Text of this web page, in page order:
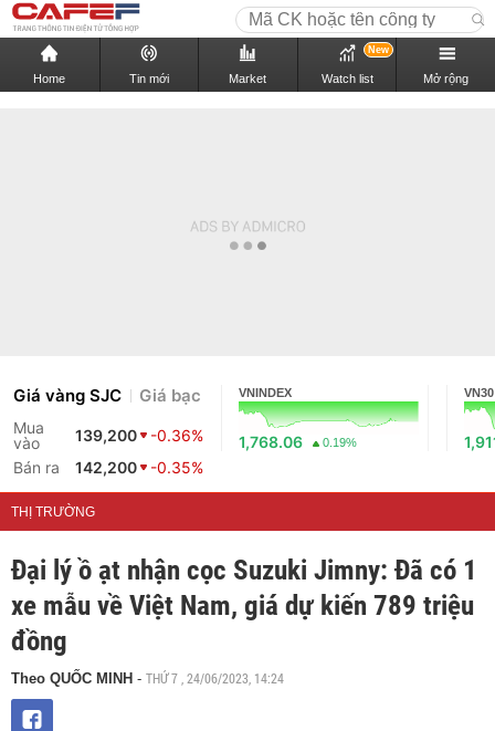
Home Tin mới Market Watch list
New
Mở rộng
Giá vàng SJC Giá bạc
Mua
vào
139,200
-0.36%
Bán ra
142,200 -0.35%
VNINDEX
1,768.06 0.19%
VN30
THỊ TRƯỜNG
Đại lý ồ ạt nhận cọc Suzuki Jimny: Đã có 1
xe mẫu về Việt Nam, giá dự kiến 789 triệu
đồng
Theo QUỐC MINH - THỨ 7 , 24/06/2023, 14:24